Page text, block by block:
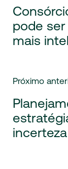
pode
mais
Próximo